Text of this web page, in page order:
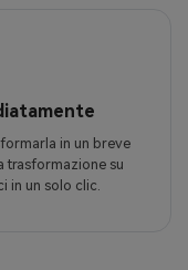
in un breve
trasformazione su
in un solo clic.